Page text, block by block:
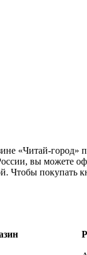
«Читай-
вы можете
Чтобы